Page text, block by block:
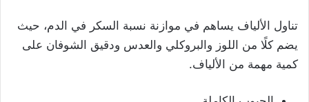
تناول الألياف يساهم في موازنة نسبة السكر في الدم، حيث
يضم كلًا من اللوز والبروكلي والعدس ودقيق الشوفان على
كمية مهمة من الألياف.